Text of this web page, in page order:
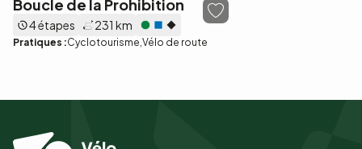
Boucle de la Prohibition
4 étapes 231 km
Pratiques :Cyclotourisme Vélo de route